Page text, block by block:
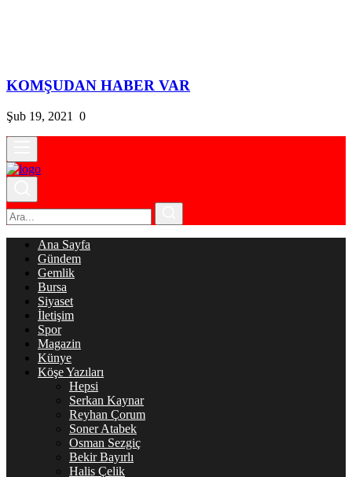
KOMŞUDAN HABER VAR
Şub 19, 2021 0
Ana Sayfa
Gündem
Gemlik
Bursa
Siyaset
İletişim
Spor
Magazin
Künye
Köşe Yazıları
Hepsi
Serkan Kaynar
Reyhan Çorum
Soner Atabek
Osman Sezgiç
Bekir Bayırlı
Halis Çelik